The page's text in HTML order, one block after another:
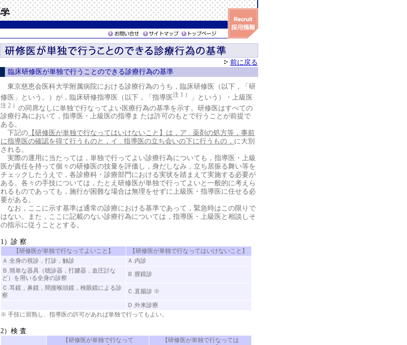
前に戻る
臨床研修医が単独で行うことのできる診療行為の基準
東京慈恵会医科大学附属病院における診療行為のうち，臨床研修医（以下，「研
修医」という。）が，臨床研修指導医（以下，「指導医注 1 ） 」という）・上級医
注 2 ） の同席なしに単独で行なってよい医療行為の基準を示す。研修医はすべての
診療行為において，指導医・上級医の指導ま たは許可のもとで行うことが前提で
ある。
下記の 【研修医が単独で行なってはいけないこと】は，ア . 薬剤の処方等，事前
に指導医の確認を得て行うものと，イ . 指導医の立ち会いの下に行うもの， に大別
される。
実際の運用に当たっては，単独で行ってよい診療行為についても，指導医・上級
医が責任を持って個々の研修医の技量を評価し，身だしなみ，立ち居振る舞い等を
チェックしたうえで，各診療科・診療部門における実状を踏まえて実施する必要が
ある。各々の手技については，たとえ研修医が単独で行ってよいと一般的に考えら
れるものであっても，施行が困難な場合は無理をせずに上級医・指導医に任せる必
要がある。
なお，ここに示す基準は通常の診療における基準であって，緊急時はこの限りで
はない。また，ここに記載のない診療行為については，指導医・上級医と相談しそ
の指示に従うこととする。
1）診 察
【研修医が単独で行なってよいこと】
【研修医が単独で行なってはいけないこと】
Ａ.全身の視診，打診，触診
Ａ.内診
Ｂ.簡単な器具（聴診器，打腱器，血圧計な
ど）を用いる全身の診察
Ｂ.膣鏡診
Ｃ.耳鏡，鼻鏡，間接喉頭鏡，検眼鏡による診
察
Ｃ.直腸診 ※
Ｄ.外来診療
※ 手技に習熟し、指導医の許可があれば単独で行ってもよい。
2）検 査
【研修医が単独で行なって
【研修医が単独で行なっては